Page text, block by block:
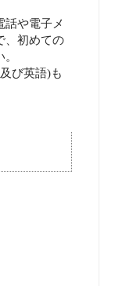
話や電子メ
、初めての
び英語)も